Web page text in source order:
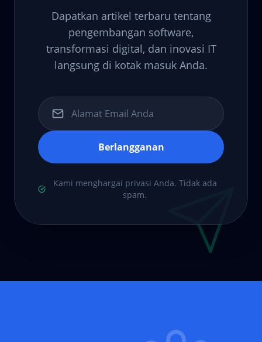
Dapatkan artikel terbaru tentang
pengembangan software,
transformasi digital, dan inovasi IT
langsung di kotak masuk Anda.
Berlangganan
Kami menghargai privasi Anda. Tidak ada
spam.